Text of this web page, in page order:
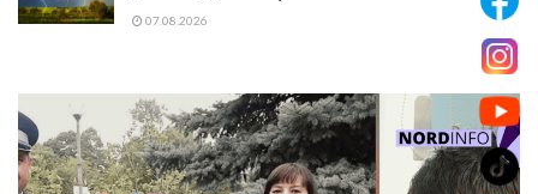
07.08.2026